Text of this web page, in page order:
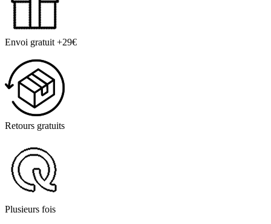
Envoi gratuit +29€
Retours gratuits
Plusieurs fois